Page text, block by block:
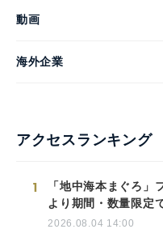
動画
海外企業
アクセスランキング
1
「地中海本まぐろ」
より期間・数量限定
2026.08.04 14:00